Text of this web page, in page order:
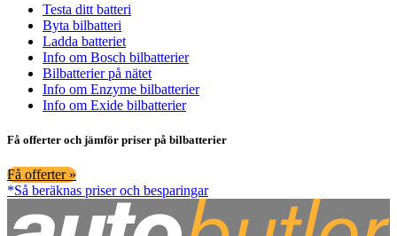
Testa ditt batteri
Byta bilbatteri
Ladda batteriet
Info om Bosch bilbatterier
Bilbatterier på nätet
Info om Enzyme bilbatterier
Info om Exide bilbatterier
Få offerter och jämför priser på bilbatterier
Få offerter »
*Så beräknas priser och besparingar